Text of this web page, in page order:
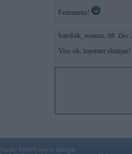
Fenomens!
bardak_osama, 08. Dec
Viss ok, izņemot
Vortāls BMWPower.lv darbojas